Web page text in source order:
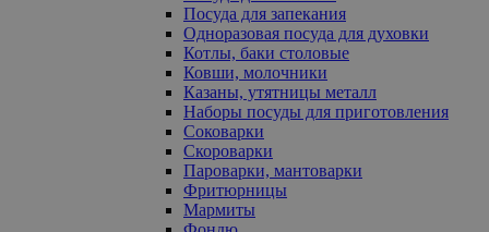
Посуда для запекания
Одноразовая посуда для духовки
Котлы, баки столовые
Ковши, молочники
Казаны, утятницы металл
Наборы посуды для приготовления
Соковарки
Скороварки
Пароварки, мантоварки
Фритюрницы
Мармиты